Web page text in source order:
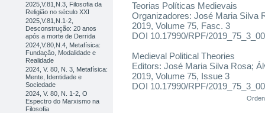
2025,V.81,N.3, Filosofia da
Religião no século XXI
2025,V.81,N.1-2,
Desconstrução: 20 anos
após a morte de Derrida
2024,V.80,N.4, Metafísica:
Fundação, Modalidade e
Realidade
2024, V. 80, N. 3, Metafísica:
Mente, Identidade e
Sociedade
2024, V. 80, N. 1-2, O
Espectro do Marxismo na
Filosofia
Teorias Políticas Medievais
Organizadores: José Maria Silva
2019, Volume 75, Fasc. 3
DOI 10.17990/RPF/
Medieval Political Theories
Editors: José Maria Silva Rosa;
2019, Volume 75, Issue 3
DOI 10.17990/RPF/